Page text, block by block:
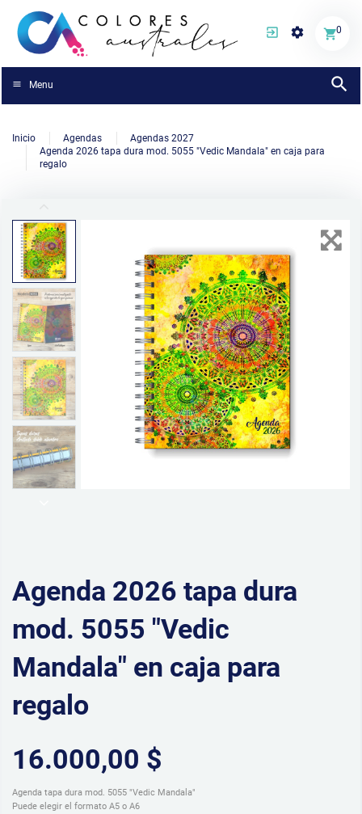
0
Menu
Inicio Agendas
Agendas 2027
Agenda 2026 tapa dura mod. 5055 "Vedic Mandala" en caja para
regalo
Agenda 2026 tapa dura
mod. 5055 "Vedic
Mandala" en caja para
regalo
16.000,00 $
Agenda tapa dura mod. 5055 "Vedic Mandala"
Puede elegir el formato A5 o A6